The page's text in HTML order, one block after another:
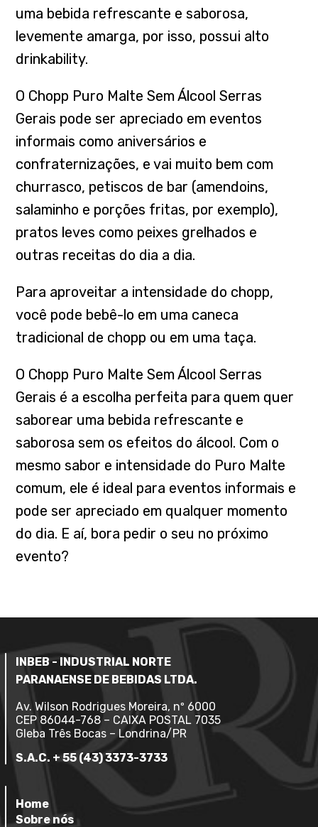
uma bebida refrescante e saborosa,
levemente amarga, por isso, possui alto
drinkability.
O Chopp Puro Malte Sem Álcool Serras
Gerais pode ser apreciado em eventos
informais como aniversários e
confraternizações, e vai muito bem com
churrasco, petiscos de bar (amendoins,
salaminho e porções fritas, por exemplo),
pratos leves como peixes grelhados e
outras receitas do dia a dia.
Para aproveitar a intensidade do chopp,
você pode bebê-lo em uma caneca
tradicional de chopp ou em uma taça.
O Chopp Puro Malte Sem Álcool Serras
Gerais é a escolha perfeita para quem quer
saborear uma bebida refrescante e
saborosa sem os efeitos do álcool. Com o
mesmo sabor e intensidade do Puro Malte
comum, ele é ideal para eventos informais e
pode ser apreciado em qualquer momento
do dia. E aí, bora pedir o seu no próximo
evento?
INBEB - INDUSTRIAL NORTE
PARANAENSE DE BEBIDAS LTDA.
Av. Wilson Rodrigues Moreira, nº 6000
CEP 86044-768 – CAIXA POSTAL 7035
Gleba Três Bocas – Londrina/PR
S.A.C. + 55 (43) 3373-3733
Home
Sobre nós